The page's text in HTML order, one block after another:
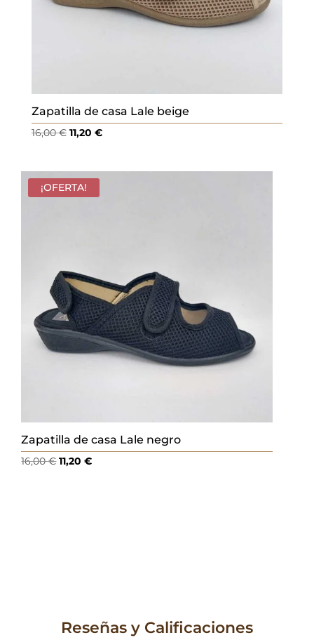
Zapatilla de casa Lale beige
16,00€ El
original
era:
11,20 €El
actual
¡OFERTA!
Zapatilla de casa Lale negro
16,00€El
11,20€El
Reseñas y Calificaciones